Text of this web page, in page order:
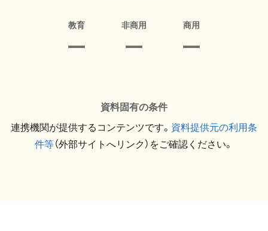
教育 非商用 商用
資料固有の条件
連携機関が提供するコンテンツです。 資料提供元の利用条
件等（外部サイトへリンク）をご確認ください。